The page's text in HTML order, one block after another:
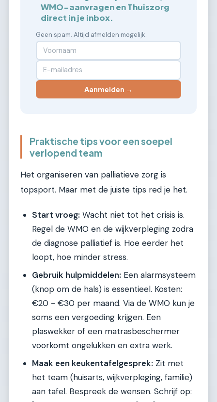
WMO-aanvragen en Thuiszorg
direct in je inbox.
Geen spam. Altijd afmelden mogelijk.
Aanmelden →
Praktische tips voor een soepel
verlopend team
Het organiseren van palliatieve zorg is
topsport. Maar met de juiste tips red je het.
Start vroeg: Wacht niet tot het crisis is.
Regel de WMO en de wijkverpleging zodra
de diagnose palliatief is. Hoe eerder het
loopt, hoe minder stress.
Gebruik hulpmiddelen: Een alarmsysteem
(knop om de hals) is essentieel. Kosten:
€20 - €30 per maand. Via de WMO kun je
soms een vergoeding krijgen. Een
plaswekker of een matrasbeschermer
voorkomt ongelukken en extra werk.
Maak een keukentafelgesprek: Zit met
het team (huisarts, wijkverpleging, familie)
aan tafel. Bespreek de wensen. Schrijf op: